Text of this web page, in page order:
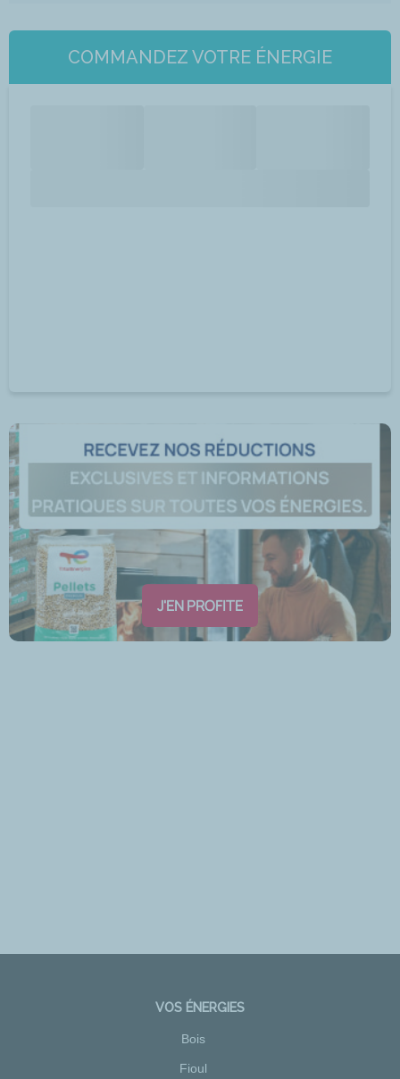
COMMANDEZ VOTRE ÉNERGIE
J'EN PROFITE
VOS ÉNERGIES
Bois
Fioul